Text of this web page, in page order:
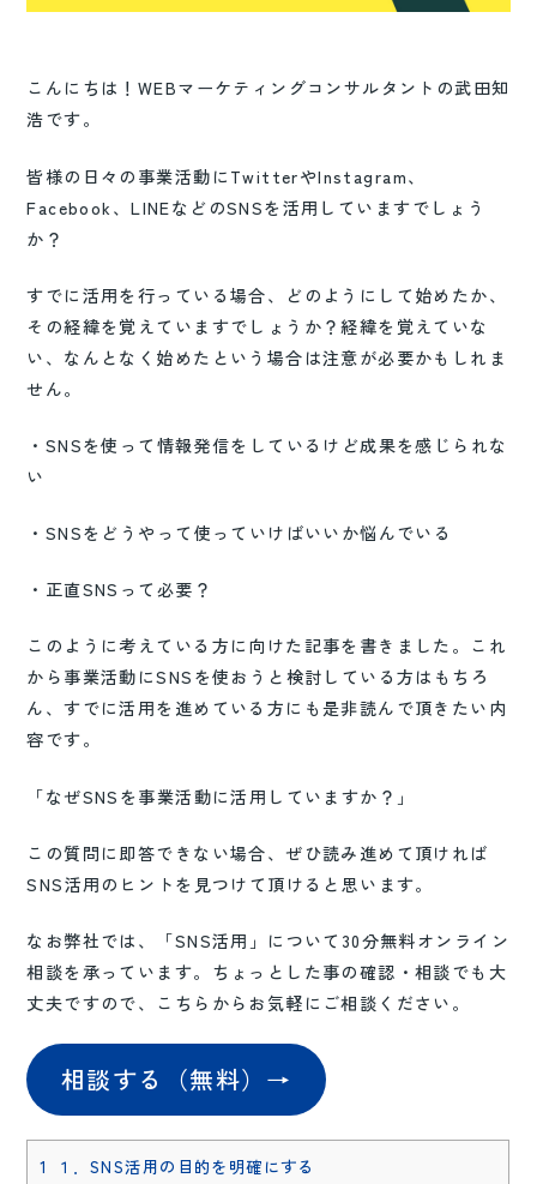
こんにちは！WEBマーケティングコンサルタントの武田知
浩です。
皆様の日々の事業活動にTwitterやInstagram、
Facebook、LINEなどのSNSを活用していますでしょう
か？
すでに活用を行っている場合、どのようにして始めたか、
その経緯を覚えていますでしょうか？経緯を覚えていな
い、なんとなく始めたという場合は注意が必要かもしれま
せん。
・SNSを使って情報発信をしているけど成果を感じられな
い
・SNSをどうやって使っていけばいいか悩んでいる
・正直SNSって必要？
このように考えている方に向けた記事を書きました。これ
から事業活動にSNSを使おうと検討している方はもちろ
ん、すでに活用を進めている方にも是非読んで頂きたい内
容です。
「なぜSNSを事業活動に活用していますか？」
この質問に即答できない場合、ぜひ読み進めて頂ければ
SNS活用のヒントを見つけて頂けると思います。
なお弊社では、「SNS活用」について30分無料オンライン
相談を承っています。ちょっとした事の確認・相談でも大
丈夫ですので、こちらからお気軽にご相談ください。
相談する（無料）→
1
１．SNS活用の目的を明確にする